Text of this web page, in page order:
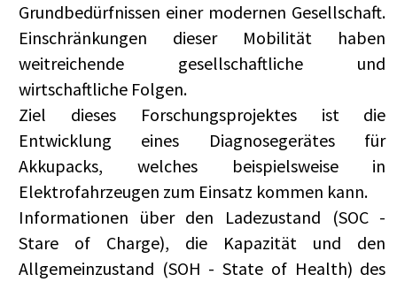
Grundbedürfnissen einer modernen Gesellschaft.
Einschränkungen dieser Mobilität haben
weitreichende gesellschaftliche und
wirtschaftliche Folgen.
Ziel dieses Forschungsprojektes ist die
Entwicklung eines Diagnosegerätes für
Akkupacks, welches beispielsweise in
Elektrofahrzeugen zum Einsatz kommen kann.
Informationen über den Ladezustand (SOC -
Stare of Charge), die Kapazität und den
Allgemeinzustand (SOH - State of Health) des